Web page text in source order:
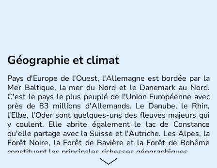
Géographie et climat
Pays d'Europe de l'Ouest, l'Allemagne est bordée par la
Mer Baltique, la mer du Nord et le Danemark au Nord.
C'est le pays le plus peuplé de l'Union Européenne avec
près de 83 millions d'Allemands. Le Danube, le Rhin,
l'Elbe, l'Oder sont quelques-uns des fleuves majeurs qui
y coulent. Elle abrite également le lac de Constance
qu'elle partage avec la Suisse et l'Autriche. Les Alpes, la
Forêt Noire, la Forêt de Bavière et la Forêt de Bohême
constituent les principales richesses géographiques.